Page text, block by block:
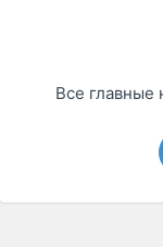
Все главные